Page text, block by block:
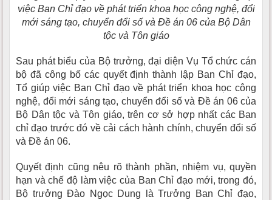
việc Ban Chỉ đạo về phát triển khoa học công nghệ, đổi
mới sáng tạo, chuyển đổi số và Đề án 06 của Bộ Dân
tộc và Tôn giáo
Sau phát biểu của Bộ trưởng, đại diện Vụ Tổ chức cán
bộ đã công bố các quyết định thành lập Ban Chỉ đạo,
Tổ giúp việc Ban Chỉ đạo về phát triển khoa học công
nghệ, đổi mới sáng tạo, chuyển đổi số và Đề án 06 của
Bộ Dân tộc và Tôn giáo, trên cơ sở hợp nhất các Ban
chỉ đạo trước đó về cải cách hành chính, chuyển đổi số
và Đề án 06.
Quyết định cũng nêu rõ thành phần, nhiệm vụ, quyền
hạn và chế độ làm việc của Ban Chỉ đạo mới, trong đó,
Bộ trưởng Đào Ngọc Dung là Trưởng Ban Chỉ đạo,